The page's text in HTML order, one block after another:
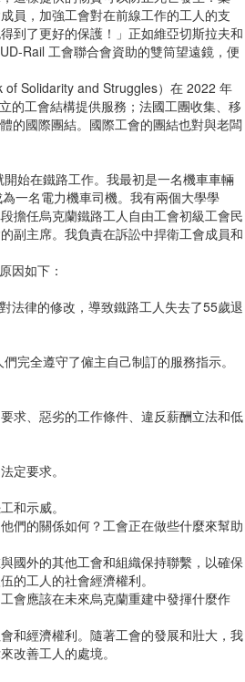
員，加強工會對在前線工作的工人的支
到了更好的保護！」正如維亞切斯拉夫和
Rail 工會聯合會資助的雙筒望遠鏡，便
of Solidarity and Struggles）在 2022 年
的工會結構提供服務；法國工團收集、移
的國際團結。國際工會的團結也對與老闆
始在鐵路工作。我最初是一名機車車輛
一名電力機車司機。我有兩個大學學
擔任烏克蘭鐵路工人自由工會初級工會民
副主席。我負責在訴訟中捍衛工會成員和
因如下：
法律的修改，導致鐵路工人失去了55歲退
全遵守了僱主自己制訂的服務指示。
求、惡劣的工作條件、違反薪酬立法和低
定要求。
和示威。
們的關係如何？工會正在做些什麼來幫助
國外的其他工會和組織保持聯繫，以確保
的工人的社會經濟權利。
會應該在未來烏克蘭重建中發揮什麼作
和經濟權利。隨著工會的發展和壯大，我
改善工人的處境。